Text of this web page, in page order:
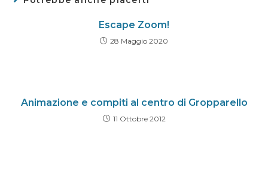
Escape Zoom!
28 Maggio 2020
Animazione e compiti al centro di Gropparello
11 Ottobre 2012